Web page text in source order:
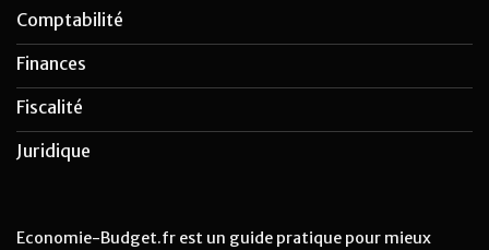
Comptabilité
Finances
Fiscalité
Juridique
Economie-Budget.fr est un guide pratique pour mieux